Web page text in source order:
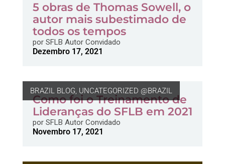
5 obras de Thomas Sowell, o
autor mais subestimado de
todos os tempos
porSFLB Autor Convidado
Dezembro 17, 2021
BRAZIL BLOG, UNCATEGORIZED @BRAZIL
Como foi o Treinamento de
Lideranças do SFLB em 2021
porSFLB Autor Convidado
Novembro 17, 2021